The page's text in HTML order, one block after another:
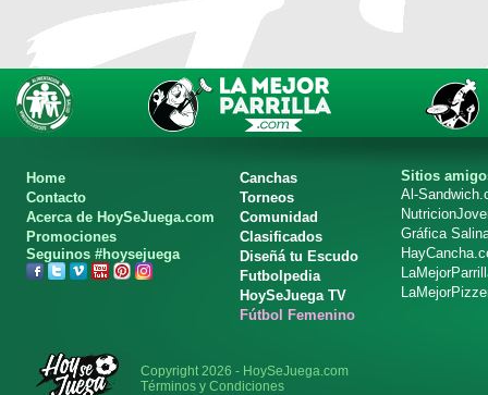
Home
Contacto
Acerca de HoySeJuega.com
Promociones
Seguinos #hoysejuega
Canchas
Torneos
Comunidad
Clasificados
Diseñá tu Escudo
Futbolpedia
HoySeJuega TV
Fútbol Femenino
Sitios
Al-
Gráfica
Copyright 2026 - HoySeJuega.com
Términos y Condiciones